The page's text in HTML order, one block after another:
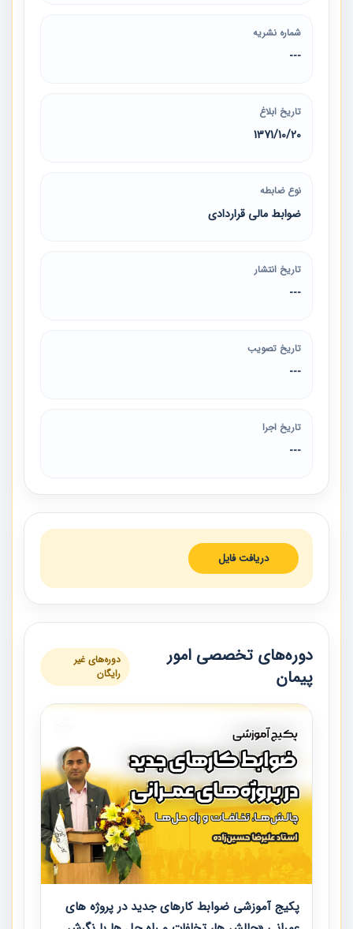
شماره نشریه
---
تاریخ ابلاغ
1371/10/20
نوع ضابطه
ضوابط مالی قراردادی
تاریخ انتشار
---
تاریخ تصویب
---
تاریخ اجرا
---
دریافت فایل
دوره‌های تخصصی امور
پیمان
دوره‌های غیر
رایگان
پکیج آموزشی ضوابط کارهای جدید در پروژه های